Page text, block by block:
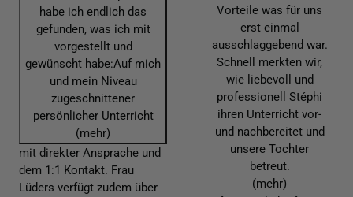
habe ich endlich das
gefunden, was ich mit
vorgestellt und
gewünscht habe:Auf mich
und mein Niveau
zugeschnittener
persönlicher Unterricht
(mehr)
mit direkter Ansprache und
dem 1:1 Kontakt. Frau
Lüders verfügt zudem über
Vorteile was für uns
erst einmal
ausschlaggebend war.
Schnell merkten wir,
wie liebevoll und
professionell Stéphi
ihren Unterricht vor-
und nachbereitet und
unsere Tochter
betreut.
(mehr)